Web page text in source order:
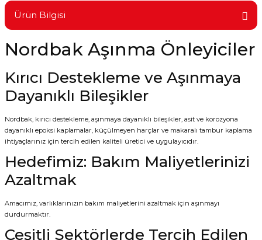
Aletleri
Ürün Bilgisi
Nordbak Aşınma Önleyiciler
Kırıcı Destekleme ve Aşınmaya
Dayanıklı Bileşikler
Nordbak, kırıcı destekleme, aşınmaya dayanıklı bileşikler, asit ve korozyona
dayanıklı epoksi kaplamalar, küçülmeyen harçlar ve makaralı tambur kaplama
ihtiyaçlarınız için tercih edilen kaliteli üretici ve uygulayıcıdır.
Hedefimiz: Bakım Maliyetlerinizi
Azaltmak
Amacımız, varlıklarınızın bakım maliyetlerini azaltmak için aşınmayı
durdurmaktır.
Çeşitli Sektörlerde Tercih Edilen